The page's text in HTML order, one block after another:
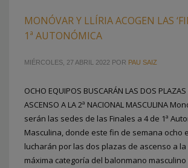
MONÓVAR Y LLÍRIA ACOGEN LAS
1ª AUTONÓMICA
MIÉRCOLES, 27 ABRIL 2022 POR PAU SAIZ
OCHO EQUIPOS BUSCARÁN LAS DOS PLAZAS
ASCENSO A LA 2ª NACIONAL MASCULINA
serán las sedes de las Finales a 4 de 1ª
Masculina, donde este fin de semana ocho
lucharán por las dos plazas de ascenso a la
máxima categoría del balonmano masculino